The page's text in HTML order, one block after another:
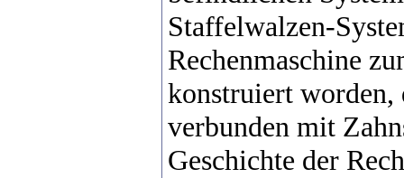
Staffelwalzen-
Rechenmaschine
konstruiert worden,
verbunden mit
Geschichte der